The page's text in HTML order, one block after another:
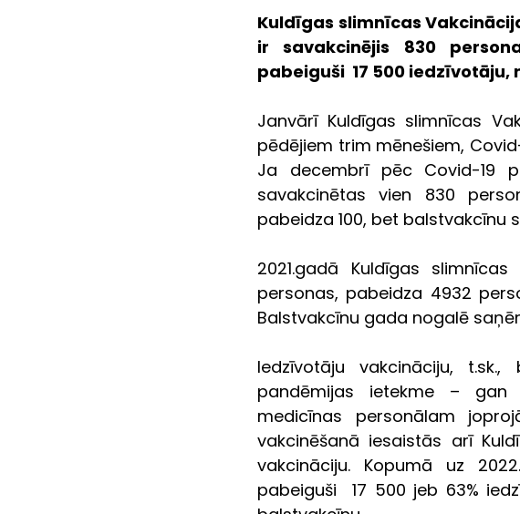
Kuldīgas slimnīcas
ir savakcinējis 830
pabeiguši  17 500
Janvārī Kuldīgas slimnīcas
pēdējiem trim mēnešiem,
Ja decembrī pēc Covid-19
savakcinētas vien 830
pabeidza 100, bet balstvakcīnu
2021.gadā Kuldīgas
personas, pabeidza 4932
Balstvakcīnu gada nogalē
Iedzīvotāju vakcināciju,
pandēmijas ietekme – gan
medicīnas personālam
vakcinēšanā iesaistās arī
vakcināciju. Kopumā uz
pabeiguši  17 500 jeb 63%